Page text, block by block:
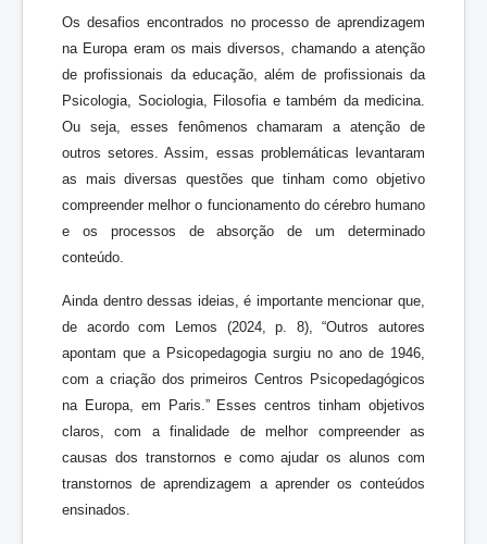
Os desafios encontrados no processo de aprendizagem
na Europa eram os mais diversos, chamando a atenção
de profissionais da educação, além de profissionais da
Psicologia, Sociologia, Filosofia e também da medicina.
Ou seja, esses fenômenos chamaram a atenção de
outros setores. Assim, essas problemáticas levantaram
as mais diversas questões que tinham como objetivo
compreender melhor o funcionamento do cérebro humano
e os processos de absorção de um determinado
conteúdo.
Ainda dentro dessas ideias, é importante mencionar que,
de acordo com Lemos (2024, p. 8), “Outros autores
apontam que a Psicopedagogia surgiu no ano de 1946,
com a criação dos primeiros Centros Psicopedagógicos
na Europa, em Paris.” Esses centros tinham objetivos
claros, com a finalidade de melhor compreender as
causas dos transtornos e como ajudar os alunos com
transtornos de aprendizagem a aprender os conteúdos
ensinados.